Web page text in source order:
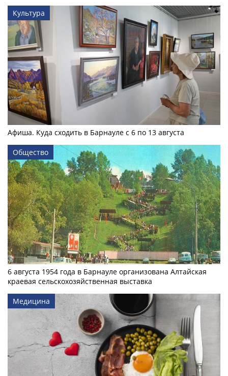
Культура
Афиша. Куда сходить в Барнауле с 6 по 13 августа
Общество
6 августа 1954 года в Барнауле организована Алтайская
краевая сельскохозяйственная выставка
Медицина